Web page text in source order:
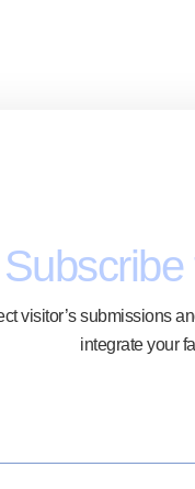
visitor’s submissions
integrate your